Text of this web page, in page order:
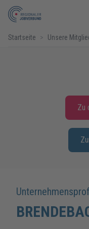
Startseite > Unsere
Zu